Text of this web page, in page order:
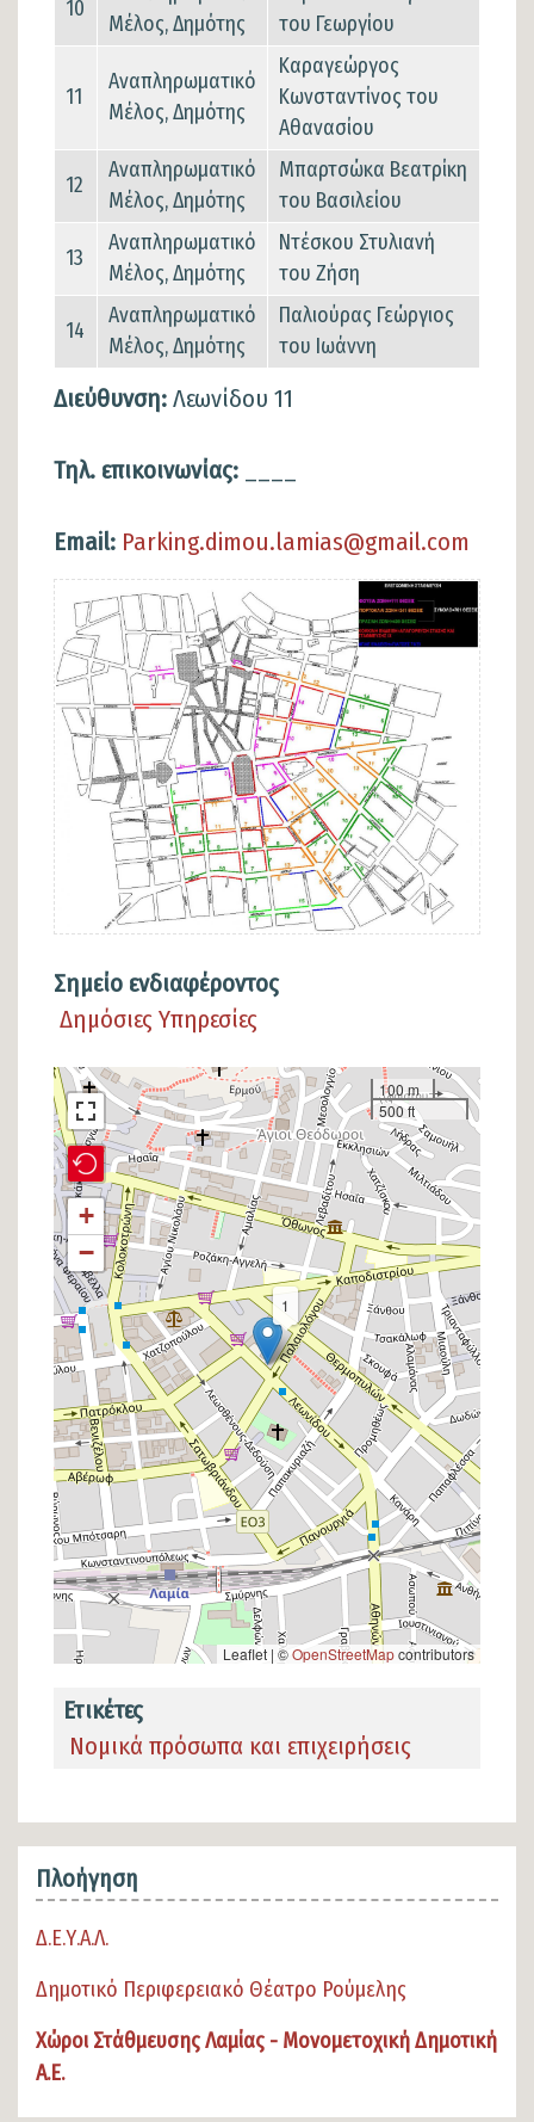
10
Μέλος, Δημότης
του Γεωργίου
11
Αναπληρωματικό
Μέλος, Δημότης
Καραγεώργος
Κωνσταντίνος του
Αθανασίου
12
Αναπληρωματικό
Μέλος, Δημότης
Μπαρτσώκα Βεατρίκη
του Βασιλείου
13
Αναπληρωματικό
Μέλος, Δημότης
Ντέσκου Στυλιανή
του Ζήση
14
Αναπληρωματικό
Μέλος, Δημότης
Παλιούρας Γεώργιος
του Ιωάννη
Διεύθυνση: Λεωνίδου 11
Τηλ. επικοινωνίας:
Email: Parking.dimou.lamias@gmail.com
Σημείο ενδιαφέροντος
Δημόσιες Υπηρεσίες
Σημείο
στον
χάρτη
1
+
−
100 m
500 ft
Leaflet | ©OpenStreetMapcontributors
Ετικέτες
Νομικά πρόσωπα και επιχειρήσεις
Πλοήγηση
Δ.Ε.Υ.Α.Λ.
Δημοτικό Περιφερειακό Θέατρο Ρούμελης
Χώροι Στάθμευσης Λαμίας - Μονομετοχική Δημοτική
Α.Ε.